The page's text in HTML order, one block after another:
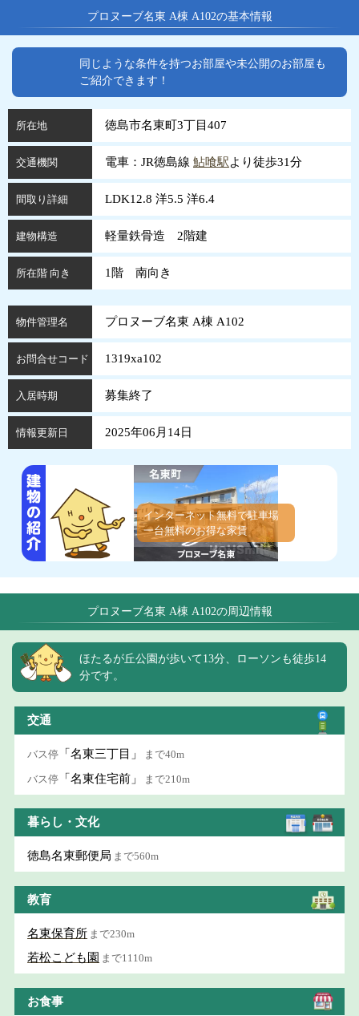
プロヌーブ名東 A棟 A102の基本情報
同じような条件を持つお部屋や未公開のお部屋も
ご紹介できます！
所在地 徳島市名東町3丁目407
交通機関 電車：JR徳島線 鮎喰駅より徒歩31分
間取り詳細 LDK12.8 洋5.5 洋6.4
建物構造 軽量鉄骨造 2階建
所在階 向き 1階 南向き
物件管理名 プロヌーブ名東 A棟 A102
お問合せコード 1319xa102
入居時期 募集終了
情報更新日 2025年06月14日
インターネット無料で駐車場
一台無料のお得な家賃
プロヌーブ名東 A棟 A102の周辺情報
ほたるが丘公園が歩いて13分、ローソンも徒歩14
分です。
交通
バス停 「名東三丁目」 まで40m
バス停 「名東住宅前」 まで210m
暮らし・文化
徳島名東郵便局 まで560m
教育
名東保育所 まで230m
若松こども園 まで1110m
お食事